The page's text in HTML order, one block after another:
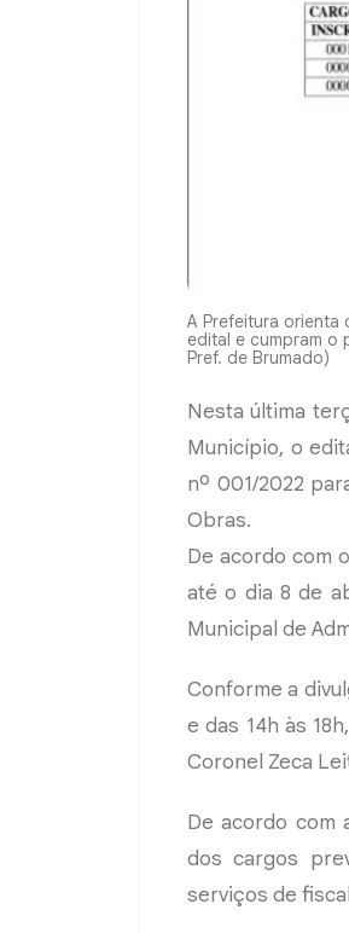
A Prefeitura orienta
edital e cumpram o
Pref. de Brumado)
Nesta última
Município, o
nº 001/2022
Obras.
De acordo com
até o dia 8 de
Municipal de
Conforme a
e das 14h às
Coronel Zeca
De acordo com
dos cargos
serviços de